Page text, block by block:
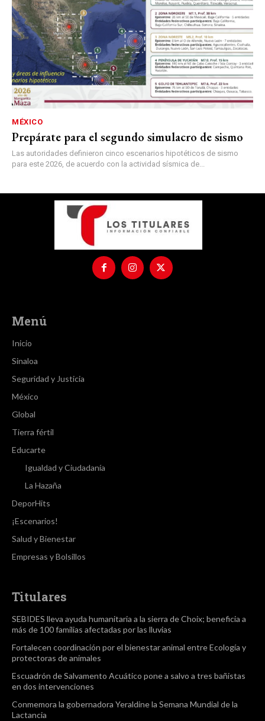
MÉXICO
Prepárate para el segundo simulacro de sismo
Las autoridades definieron cinco escenarios hipotéticos de sismo
para este 2026, de acuerdo con la actividad sísmica de...
Menú
Inicio
Sinaloa
Seguridad y Justicia
México
Global
Tierra fértil
Educarte
Igualdad y Ciudadanía
La Hazaña
DeporHits
¡Escenarios!
Salud y Bienestar
Empresas y Bolsillos
Titulares
SEBIDES lleva ayuda humanitaria a la sierra de Choix; beneficia a
más de 100 familias afectadas por las lluvias
Fortalecen coordinación por el bienestar animal entre Ecología y
protectoras de animales
Escuadrón de Salvamento Acuático pone a salvo a tres bañistas
en dos intervenciones
Conmemora la gobernadora Yeraldine la Semana Mundial de la
Lactancia